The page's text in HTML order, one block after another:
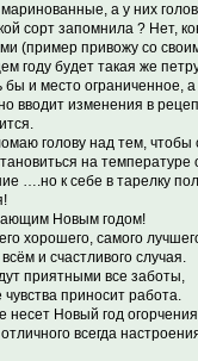
маринованные, а у них
сорт запомнила ? Нет,
(пример привожу со
году будет такая же
бы и место ограниченное,
вводит изменения в
голову над тем,
на
….но к себе в тарелку
Новым годом!
хорошего, самого
и счастливого случая.
приятными все заботы,
приносит работа.
несет Новый год
всегда